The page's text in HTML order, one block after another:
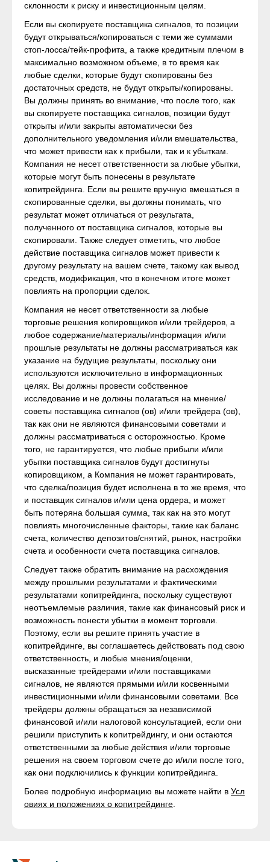
склонности к риску и инвестиционным целям.
Если вы скопируете поставщика сигналов, то позиции
будут открываться/копироваться с теми же суммами
стоп-лосса/тейк-профита, а также кредитным плечом в
максимально возможном объеме, в то время как
любые сделки, которые будут скопированы без
достаточных средств, не будут открыты/копированы.
Вы должны принять во внимание, что после того, как
вы скопируете поставщика сигналов, позиции будут
открыты и/или закрыты автоматически без
дополнительного уведомления и/или вмешательства,
что может привести как к прибыли, так и к убыткам.
Компания не несет ответственности за любые убытки,
которые могут быть понесены в результате
копитрейдинга. Если вы решите вручную вмешаться в
скопированные сделки, вы должны понимать, что
результат может отличаться от результата,
полученного от поставщика сигналов, которые вы
скопировали. Также следует отметить, что любое
действие поставщика сигналов может привести к
другому результату на вашем счете, такому как вывод
средств, модификация, что в конечном итоге может
повлиять на пропорции сделок.
Компания не несет ответственности за любые
торговые решения копировщиков и/или трейдеров, а
любое содержание/материалы/информация и/или
прошлые результаты не должны рассматриваться как
указание на будущие результаты, поскольку они
используются исключительно в информационных
целях. Вы должны провести собственное
исследование и не должны полагаться на мнение/
советы поставщика сигналов (ов) и/или трейдера (ов),
так как они не являются финансовыми советами и
должны рассматриваться с осторожностью. Кроме
того, не гарантируется, что любые прибыли и/или
убытки поставщика сигналов будут достигнуты
копировщиком, а Компания не может гарантировать,
что сделка/позиция будет исполнена в то же время, что
и поставщик сигналов и/или цена ордера, и может
быть потеряна большая сумма, так как на это могут
повлиять многочисленные факторы, такие как баланс
счета, количество депозитов/снятий, рынок, настройки
счета и особенности счета поставщика сигналов.
Следует также обратить внимание на расхождения
между прошлыми результатами и фактическими
результатами копитрейдинга, поскольку существуют
неотъемлемые различия, такие как финансовый риск и
возможность понести убытки в момент торговли.
Поэтому, если вы решите принять участие в
копитрейдинге, вы соглашаетесь действовать под свою
ответственность, и любые мнения/оценки,
высказанные трейдерами и/или поставщиками
сигналов, не являются прямыми и/или косвенными
инвестиционными и/или финансовыми советами. Все
трейдеры должны обращаться за независимой
финансовой и/или налоговой консультацией, если они
решили приступить к копитрейдингу, и они остаются
ответственными за любые действия и/или торговые
решения на своем торговом счете до и/или после того,
как они подключились к функции копитрейдинга.
Более подробную информацию вы можете найти в Усл
овиях и положениях о копитрейдинге